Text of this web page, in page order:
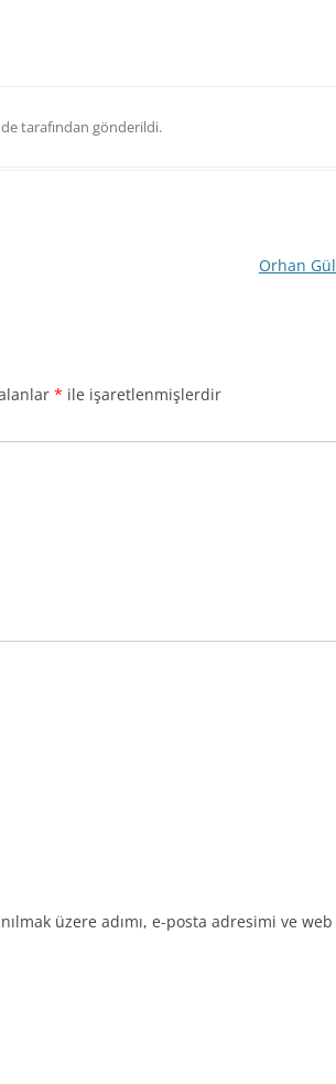
tarafından gönderildi.
Orhan Gül
* ile işaretlenmişlerdir
üzere adımı, e-posta adresimi ve web